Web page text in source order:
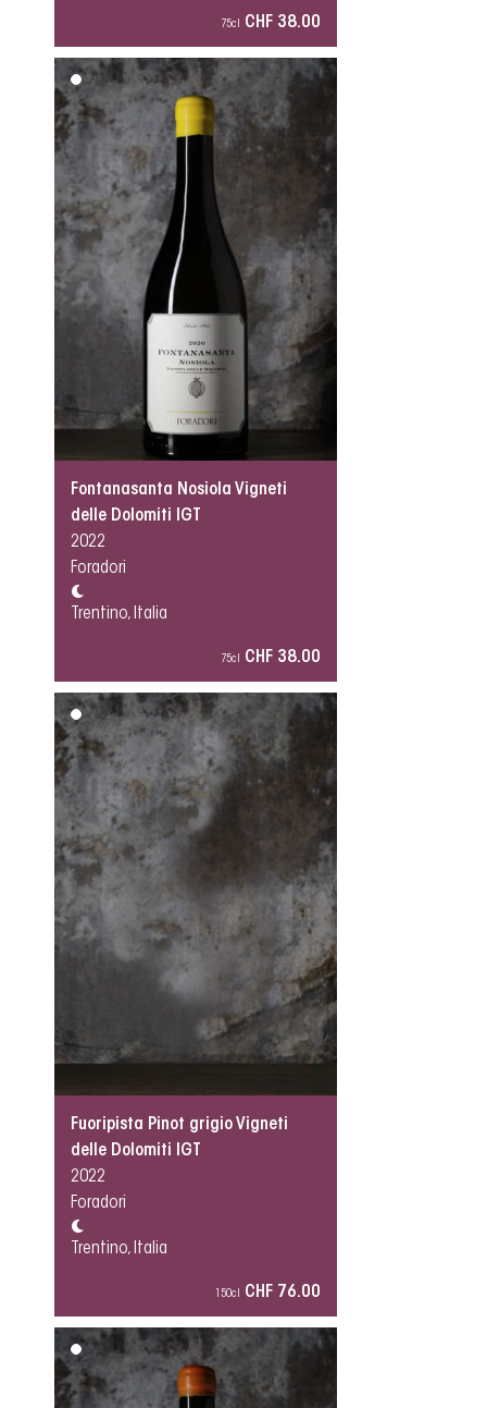
75cl CHF 38.00
Fontanasanta Nosiola Vigneti
delle Dolomiti IGT
2022
Foradori
Trentino, Italia
75cl CHF 38.00
Fuoripista Pinot grigio Vigneti
delle Dolomiti IGT
2022
Foradori
Trentino, Italia
150cl CHF 76.00